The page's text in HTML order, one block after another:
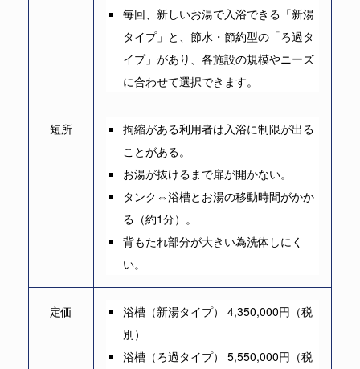
毎回、新しいお湯で入浴できる「新湯
タイプ」と、節水・節約型の「ろ過タ
イプ」があり、各施設の規模やニーズ
に合わせて選択できます。
短所
拘縮がある利用者は入浴に制限が出る
ことがある。
お湯が抜けるまで扉が開かない。
タンク⇔浴槽とお湯の移動時間がかか
る（約1分）。
背もたれ部分が大きい為洗体しにく
い。
定価
浴槽（新湯タイプ） 4,350,000円（税
別）
浴槽（ろ過タイプ） 5,550,000円（税